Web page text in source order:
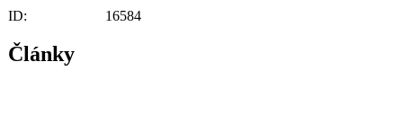
ID: 16584
Články